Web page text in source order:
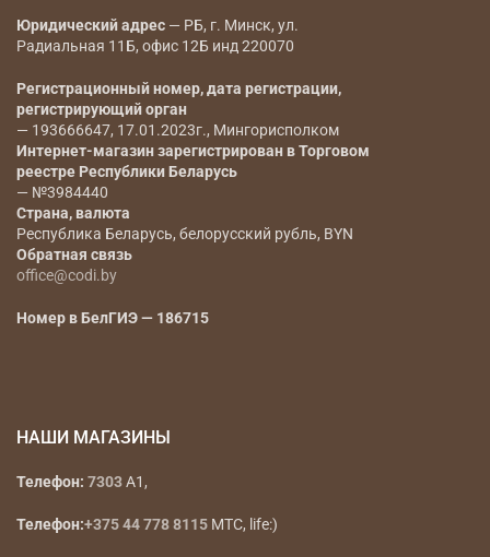
Юридический адрес — РБ, г. Минск, ул.
Радиальная 11Б, офис 12Б инд 220070
Регистрационный номер, дата регистрации,
регистрирующий орган
— 193666647, 17.01.2023г., Мингорисполком
Интернет-магазин зарегистрирован в Торговом
реестре Республики Беларусь
— №3984440
Страна, валюта
Республика Беларусь, белорусский рубль, BYN
Обратная связь
office@codi.by
Номер в БелГИЭ — 186715
НАШИ МАГАЗИНЫ
Телефон: 7303A1,
Телефон:+375 44 778 8115 МТС, life:)